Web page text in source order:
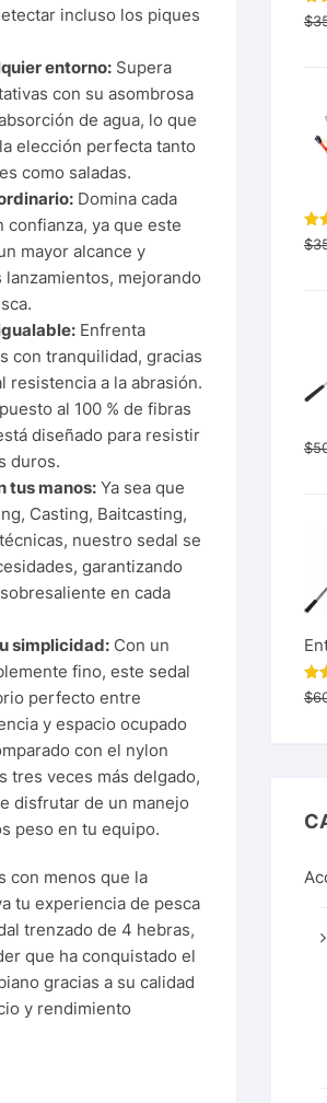
incluso los piques
entorno: Supera
con su asombrosa
de agua, lo que
elección perfecta tanto
como saladas.
Domina cada
confianza, ya que este
mayor alcance y
mejorando
Enfrenta
con tranquilidad, gracias
resistencia a la abrasión.
al 100 % de fibras
diseñado para resistir
duros.
tus manos: Ya sea que
Casting, Baitcasting,
nuestro sedal se
garantizando
en cada
simplicidad: Con un
fino, este sedal
perfecto entre
y espacio ocupado
con el nylon
tres veces más delgado,
disfrutar de un manejo
peso en tu equipo.
con menos que la
tu experiencia de pesca
trenzado de 4 hebras,
que ha conquistado el
gracias a su calidad
y rendimiento
$
$
$
$